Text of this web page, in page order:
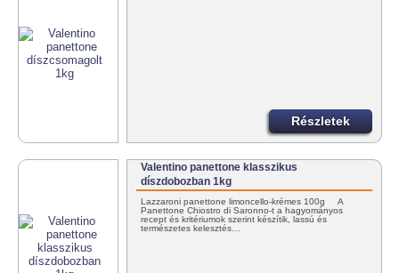
Részletek
Valentino panettone klasszikus
díszdobozban 1kg
Lazzaroni panettone limoncello-krémes 100g A
Panettone Chiostro di Saronno-t a hagyományos
recept és kritériumok szerint készítik, lassú és
természetes kelesztés…